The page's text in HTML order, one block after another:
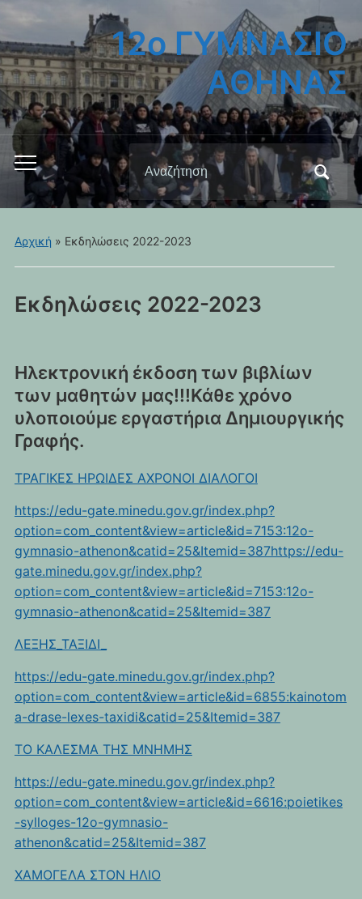
12ο ΓΥΜΝΑΣΙΟ
ΑΘΗΝΑΣ
Εναλλαγή
του
μενού
για
Αναζήτηση
για:
Αρχική » Εκδηλώσεις 2022-2023
Ηλεκτρονική έκδοση των βιβλίων
των μαθητών μας!!!Κάθε χρόνο
υλοποιούμε εργαστήρια Δημιουργικής
Γραφής.
ΤΡΑΓΙΚΕΣ ΗΡΩΙΔΕΣ ΑΧΡΟΝΟΙ ΔΙΑΛΟΓΟΙ
https://edu-gate.minedu.gov.gr/index.php?
option=com_content&view=article&id=7153:12o-
gymnasio-athenon&catid=25&Itemid=387https://edu-
gate.minedu.gov.gr/index.php?
option=com_content&view=article&id=7153:12o-
gymnasio-athenon&catid=25&Itemid=387
ΛΕΞΗΣ_ΤΑΞΙΔΙ_
https://edu-gate.minedu.gov.gr/index.php?
option=com_content&view=article&id=6855:kainotom
a-drase-lexes-taxidi&catid=25&Itemid=387
TO KAΛEΣΜΑ ΤΗΣ ΜΝΗΜΗΣ
https://edu-gate.minedu.gov.gr/index.php?
option=com_content&view=article&id=6616:poietikes
-sylloges-12o-gymnasio-
athenon&catid=25&Itemid=387
ΧΑΜΟΓΕΛΑ ΣΤΟΝ ΗΛΙΟ
Εκδηλώσεις 2022-2023